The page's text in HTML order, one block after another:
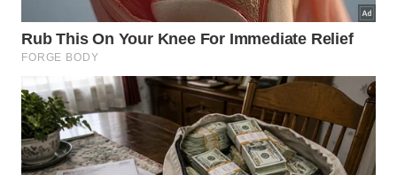
funcionários.
O que caracteriza o comportamento
pró-social urbano?
Ações altruístas no ambiente urbano configuram um
modo ativo de melhorar as vivências em